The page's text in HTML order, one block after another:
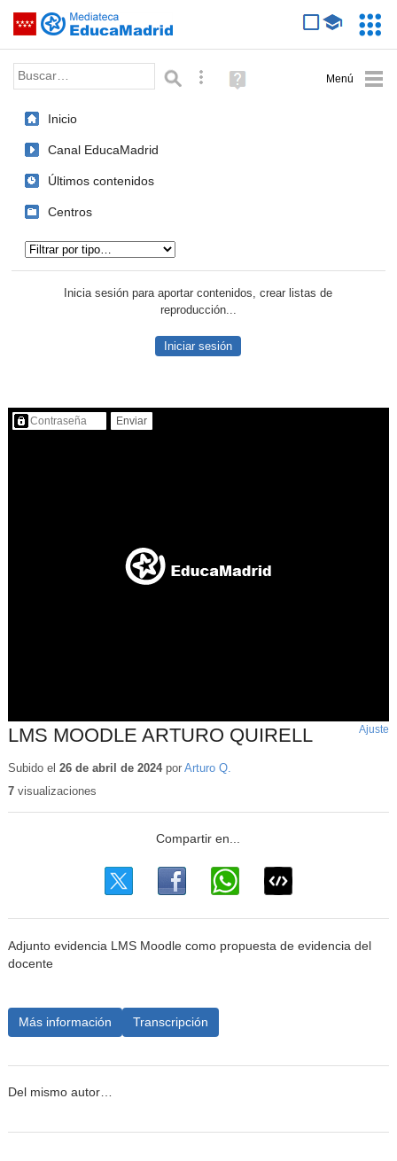
Saltar navegación
Palabra o frase: Búsqueda avanzada
Ayuda
(en
Inicio
Canal EducaMadrid
Últimos contenidos
Centros
Inicia sesión para aportar contenidos, crear listas de
reproducción...
Iniciar sesión
Contenido protegido…
LMS MOODLE ARTURO QUIRELL Ajuste
Subido el 26 de abril de 2024por Arturo Q.
7visualizaciones
Adjunto evidencia LMS Moodle como propuesta de evidencia del
docente
Más información Transcripción
Del mismo autor…